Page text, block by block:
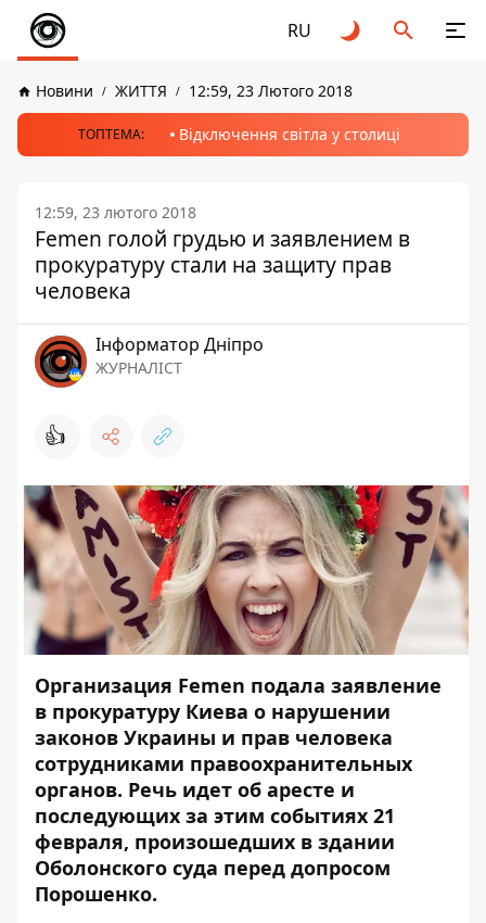
RU
Новини ЖИТТЯ 12:59, 23 Лютого 2018
ТОПТЕМА: Відключення світла у столиці
12:59, 23 лютого 2018
Femen голой грудью и заявлением в
прокуратуру стали на защиту прав
человека
Інформатор Дніпро
ЖУРНАЛІСТ
👍
Организация Femen подала заявление
в прокуратуру Киева о нарушении
законов Украины и прав человека
сотрудниками правоохранительных
органов. Речь идет об аресте и
последующих за этим событиях 21
февраля, произошедших в здании
Оболонского суда перед допросом
Порошенко.